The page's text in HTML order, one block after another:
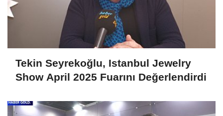
Tekin Seyrekoğlu, Istanbul Jewelry
Show April 2025 Fuarını Değerlendirdi